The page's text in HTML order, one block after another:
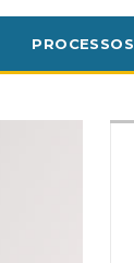
PROCESSOS